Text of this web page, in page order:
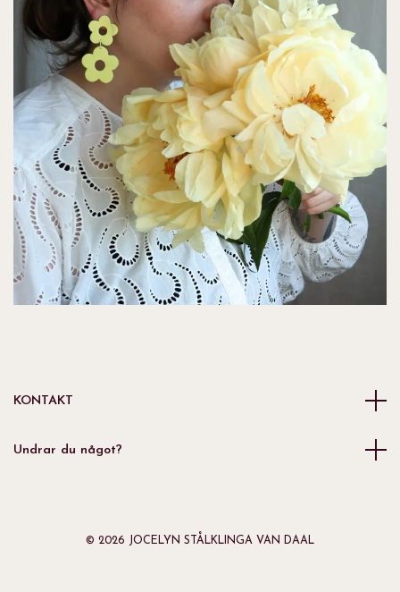
KONTAKT
Undrar du något?
© 2026 JOCELYN STÅLKLINGA VAN DAAL